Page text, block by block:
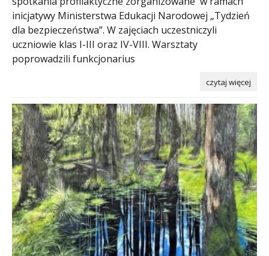
inicjatywy Ministerstwa Edukacji Narodowej „Tydzień
dla bezpieczeństwa”. W zajęciach uczestniczyli
uczniowie klas I-III oraz IV-VIII. Warsztaty
poprowadzili funkcjonarius
czytaj więcej